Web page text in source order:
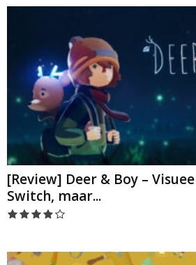
[Review] Deer & Boy –
Switch, maar...